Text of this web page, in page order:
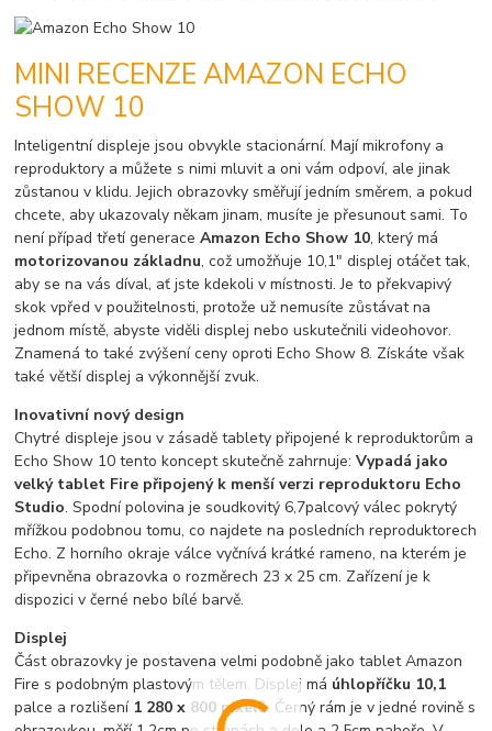
MINI RECENZE AMAZON ECHO
SHOW 10
Inteligentní displeje jsou obvykle stacionární. Mají mikrofony a
reproduktory a můžete s nimi mluvit a oni vám odpoví, ale jinak
zůstanou v klidu. Jejich obrazovky směřují jedním směrem, a pokud
chcete, aby ukazovaly někam jinam, musíte je přesunout sami. To
není případ třetí generaceAmazon Echo Show 10, který má
motorizovanou základnu, což umožňuje 10,1" displej otáčet tak,
aby se na vás díval, ať jste kdekoli v místnosti. Je to překvapivý
skok vpřed v použitelnosti, protože už nemusíte zůstávat na
jednom místě, abyste viděli displej nebo uskutečnili videohovor.
Znamená to také zvýšení ceny oproti Echo Show 8. Získáte však
také větší displej a výkonnější zvuk.
Inovativní nový design
Chytré displeje jsou v zásadě tablety připojené k reproduktorům a
Echo Show 10 tento koncept skutečně zahrnuje:Vypadá jako
velký tablet Fire připojený k menší verzi reproduktoru Echo
Studio. Spodní polovina je soudkovitý 6,7palcový válec pokrytý
mřížkou podobnou tomu, co najdete na posledních reproduktorech
Echo. Z horního okraje válce vyčnívá krátké rameno, na kterém je
připevněna obrazovka o rozměrech 23 x 25 cm. Zařízení je k
dispozici v černé nebo bílé barvě.
Displej
Část obrazovky je postavena velmi podobně jako tablet Amazon
Fire s podobným plastovým tělem. Displej má úhlopříčku 10,1
palce a rozlišení 1 280 x 800 pixelů. Černý rám je v jedné rovině s